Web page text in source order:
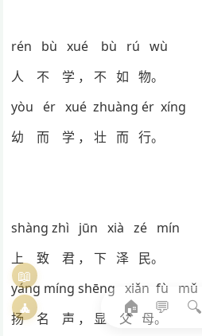
rén bù xué bù rú wù
人 不 学 ， 不 如 物。
yòu ér xué zhuàng ér xíng
幼 而 学 ， 壮 而 行。
shàng zhì jūn xià zé mín
上 致 君 ， 下 泽 民。
yáng míng shēng xiǎn fù mǔ
扬 名 声 ， 显 父 母。
🏠 💬 🔍
📖
🧘